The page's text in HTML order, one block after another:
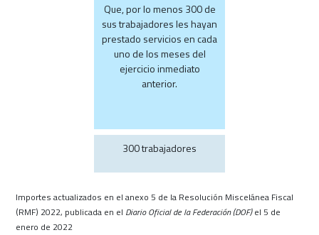
Que, por lo menos 300 de
sus trabajadores les hayan
prestado servicios en cada
uno de los meses del
ejercicio inmediato
anterior.
300 trabajadores
Importes actualizados en el anexo 5 de la Resolución Miscelánea Fiscal
(RMF) 2022, publicada en el Diario Oficial de la Federación (DOF)el 5 de
enero de 2022